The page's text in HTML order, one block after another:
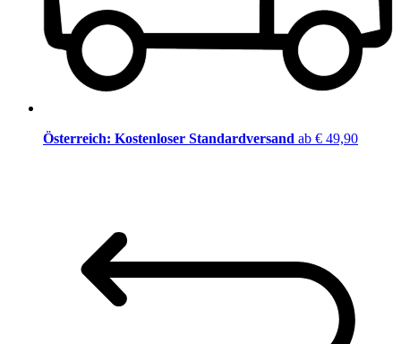
Österreich: Kostenloser Standardversand ab € 49,90